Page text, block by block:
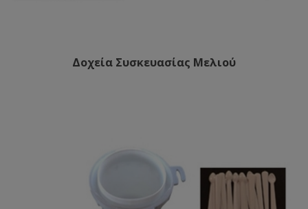
Δοχεία Συσκευασίας Μελιού